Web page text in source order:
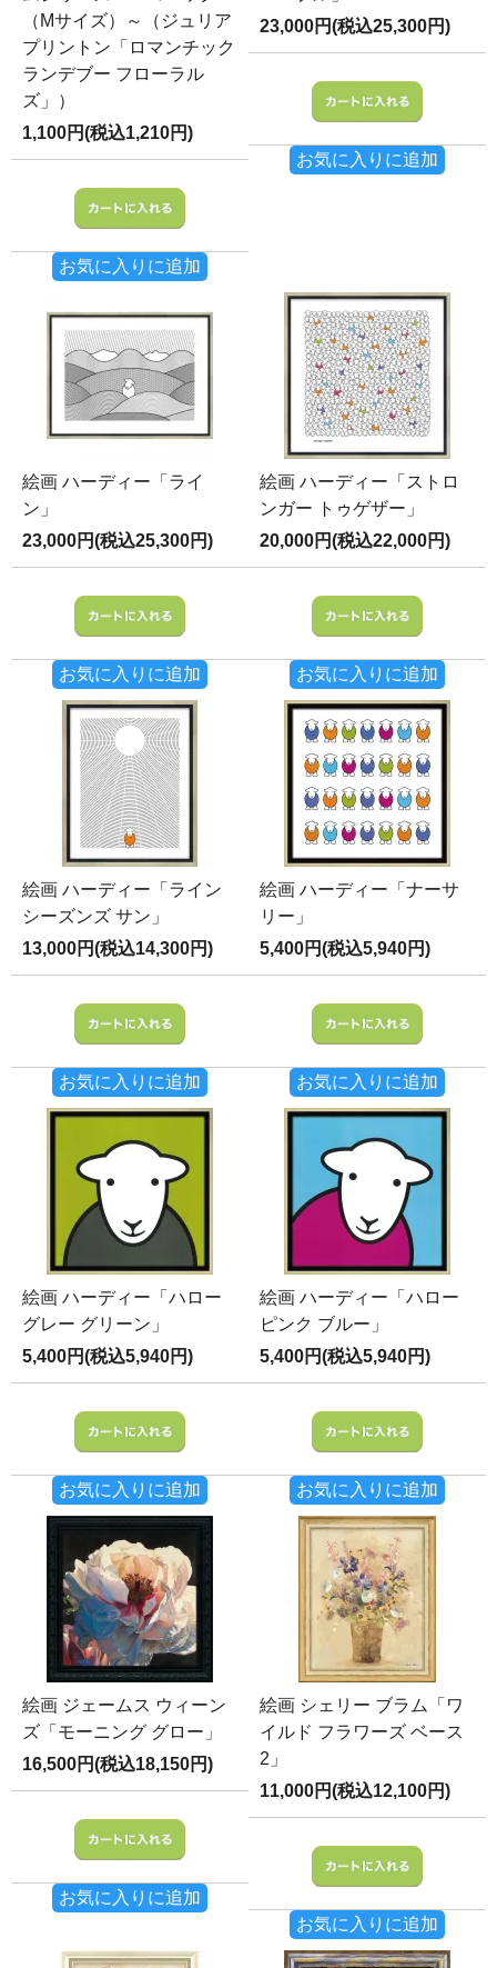
（Mサイズ）～（ジュリア
プリントン「ロマンチック
ランデブー フローラル
ズ」）
1,100円(税込1,210円)
お気に入りに追加
23,000円(税込25,300円)
お気に入りに追加
絵画 ハーディー「ライ
ン」
23,000円(税込25,300円)
お気に入りに追加
絵画 ハーディー「ストロ
ンガー トゥゲザー」
20,000円(税込22,000円)
お気に入りに追加
絵画 ハーディー「ライン
シーズンズ サン」
13,000円(税込14,300円)
お気に入りに追加
絵画 ハーディー「ナーサ
リー」
5,400円(税込5,940円)
お気に入りに追加
絵画 ハーディー「ハロー
グレー グリーン」
5,400円(税込5,940円)
お気に入りに追加
絵画 ハーディー「ハロー
ピンク ブルー」
5,400円(税込5,940円)
お気に入りに追加
絵画 ジェームス ウィーン
ズ「モーニング グロー」
16,500円(税込18,150円)
お気に入りに追加
絵画 シェリー ブラム「ワ
イルド フラワーズ ベース
2」
11,000円(税込12,100円)
お気に入りに追加